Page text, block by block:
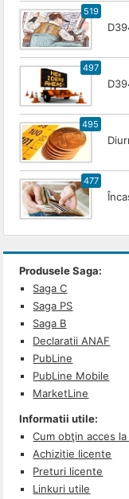
519
497
495
477
Produsele Saga:
Saga C
Saga PS
Saga B
Declaratii ANAF
PubLine
PubLine Mobile
MarketLine
Informatii utile:
Cum obţin acces
Achizitie licente
Preturi licente
Linkuri utile